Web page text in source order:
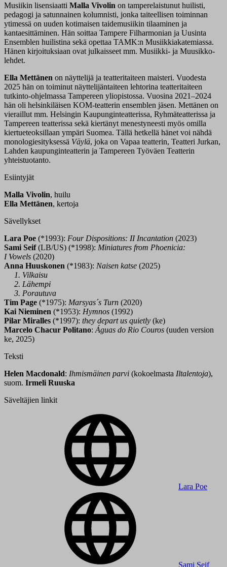
Musiikin lisensiaatti Malla Vivolin on tamperelaistunut huilisti,
pedagogi ja satunnainen kolumnisti, jonka taiteellisen toiminnan
ytimessä on uuden kotimaisen taidemusiikin tilaaminen ja
kantaesittäminen. Hän soittaa Tampere Filharmonian ja Uusinta
Ensemblen huilistina sekä opettaa TAMK:n Musiikkiakatemiassa.
Hänen kirjoituksiaan ovat julkaisseet mm. Musiikki- ja Muusikko-
lehdet.
Ella Mettänen on näyttelijä ja teatteritaiteen maisteri. Vuodesta
2025 hän on toiminut näyttelijäntaiteen lehtorina teatteritaiteen
tutkinto-ohjelmassa Tampereen yliopistossa. Vuosina 2021–2024
hän oli helsinkiläisen KOM-teatterin ensemblen jäsen. Mettänen on
vieraillut mm. Helsingin Kaupunginteatterissa, Ryhmäteatterissa ja
Tampereen teatterissa sekä kiertänyt menestyneesti myös omilla
kiertueteoksillaan ympäri Suomea. Tällä hetkellä hänet voi nähdä
monologiesityksessä Väylä, joka on Vapaa teatterin, Teatteri Jurkan,
Lahden kaupunginteatterin ja Tampereen Työväen Teatterin
yhteistuotanto.
Esiintyjät
Malla Vivolin, huilu
Ella Mettänen, kertoja
Sävellykset
Lara Poe (*1993): Four Dispositions: II Incantation (2023)
Sami Seif(LB/US) (*1998): Miniatures from Phoenicia:
I Vowels (2020)
Anna Huuskonen (*1983): Naisen katse (2025)
1. Vilkaisu
2. Lähempi
3. Porautuva
Tim Page (*1975): Marsyas´s Turn (2020)
Kai Nieminen (*1953): Hymnos (1992)
Pilar Miralles (*1997): they depart us quietly (ke)
Marcelo Chacur Politano: Águas do Rio Couros (uuden version
ke, 2025)
Teksti
Helen Macdonald: Ihmismäinen parvi (kokoelmasta Iltalentoja),
suom. Irmeli Ruuska
Säveltäjien linkit
Lara Poe
Sami Seif